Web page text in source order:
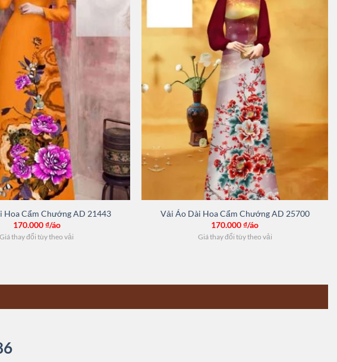
Hoa Cẩm Chướng AD 21443
170.000₫/áo
Giá thay đổi tùy theo vải
Vải Áo Dài Hoa Cẩm Chướng AD 25700
170.000₫/áo
Giá thay đổi tùy theo vải